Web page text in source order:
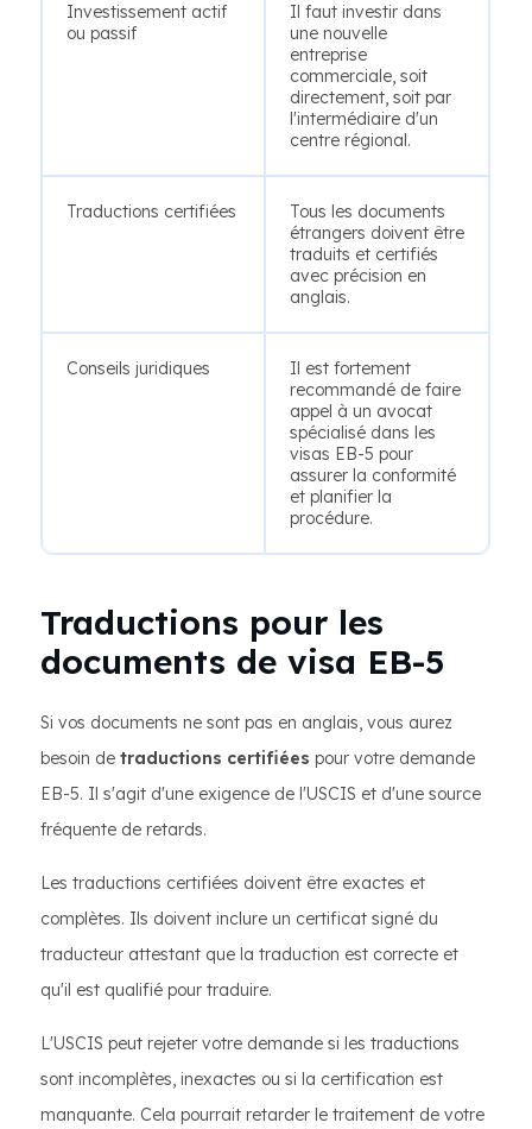
Investissement actif
ou passif
Il faut investir dans
une nouvelle
entreprise
commerciale, soit
directement, soit par
l'intermédiaire d'un
centre régional.
Traductions certifiées
Tous les documents
étrangers doivent être
traduits et certifiés
avec précision en
anglais.
Conseils juridiques
Il est fortement
recommandé de faire
appel à un avocat
spécialisé dans les
visas EB-5 pour
assurer la conformité
et planifier la
procédure.
Traductions pour les
documents de visa EB-5
Si vos documents ne sont pas en anglais, vous aurez
besoin de traductions certifiées pour votre demande
EB-5. Il s'agit d'une exigence de l'USCIS et d'une source
fréquente de retards.
Les traductions certifiées doivent être exactes et
complètes. Ils doivent inclure un certificat signé du
traducteur attestant que la traduction est correcte et
qu'il est qualifié pour traduire.
L'USCIS peut rejeter votre demande si les traductions
sont incomplètes, inexactes ou si la certification est
manquante. Cela pourrait retarder le traitement de votre